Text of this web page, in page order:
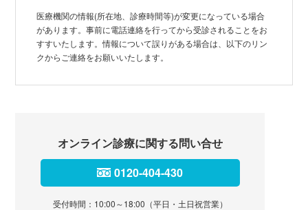
医療機関の情報(所在地、診療時間等)が変更になっている場合
があります。事前に電話連絡を行ってから受診されることをお
すすいたします。情報について誤りがある場合は、以下のリン
クからご連絡をお願いいたします。
オンライン診療に関する問い合せ
0120-404-430
受付時間：10:00～18:00（平日・土日祝営業）